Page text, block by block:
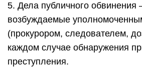
5. Дела публичного обвинения
возбуждаемые
(прокурором, следователем,
каждом случае обнаружения
преступления.